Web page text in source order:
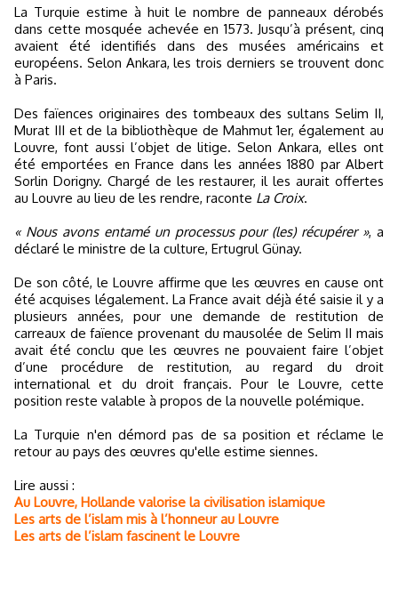
La Turquie estime à huit le nombre de panneaux dérobés
dans cette mosquée achevée en 1573. Jusqu’à présent, cinq
avaient été identifiés dans des musées américains et
européens. Selon Ankara, les trois derniers se trouvent donc
à Paris.
Des faïences originaires des tombeaux des sultans Selim II,
Murat III et de la bibliothèque de Mahmut 1er, également au
Louvre, font aussi l’objet de litige. Selon Ankara, elles ont
été emportées en France dans les années 1880 par Albert
Sorlin Dorigny. Chargé de les restaurer, il les aurait offertes
au Louvre au lieu de les rendre, raconte La Croix.
« Nous avons entamé un processus pour (les) récupérer », a
déclaré le ministre de la culture, Ertugrul Günay.
De son côté, le Louvre affirme que les œuvres en cause ont
été acquises légalement. La France avait déjà été saisie il y a
plusieurs années, pour une demande de restitution de
carreaux de faïence provenant du mausolée de Selim II mais
avait été conclu que les œuvres ne pouvaient faire l’objet
d’une procédure de restitution, au regard du droit
international et du droit français. Pour le Louvre, cette
position reste valable à propos de la nouvelle polémique.
La Turquie n'en démord pas de sa position et réclame le
retour au pays des œuvres qu'elle estime siennes.
Lire aussi :
Au Louvre, Hollande valorise la civilisation islamique
Les arts de l’islam mis à l’honneur au Louvre
Les arts de l’islam fascinent le Louvre